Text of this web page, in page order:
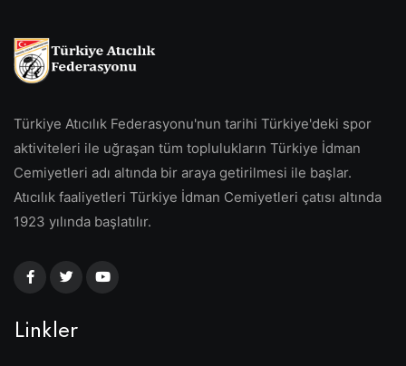
Türkiye Atıcılık Federasyonu'nun tarihi Türkiye'deki spor
aktiviteleri ile uğraşan tüm toplulukların Türkiye İdman
Cemiyetleri adı altında bir araya getirilmesi ile başlar.
Atıcılık faaliyetleri Türkiye İdman Cemiyetleri çatısı altında
1923 yılında başlatılır.
Linkler